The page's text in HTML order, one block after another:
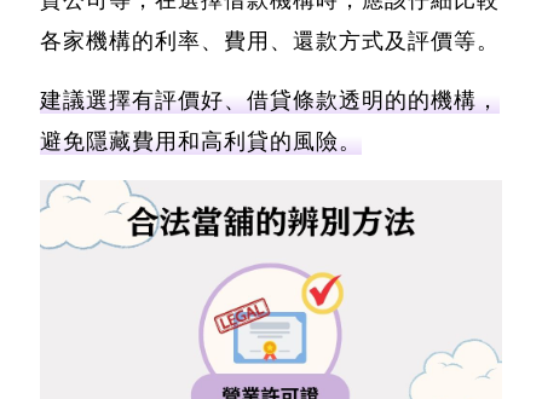
各家機構的利率、費用、還款方式及評價等。
建議選擇有評價好、借貸條款透明的的機構，
避免隱藏費用和高利貸的風險。